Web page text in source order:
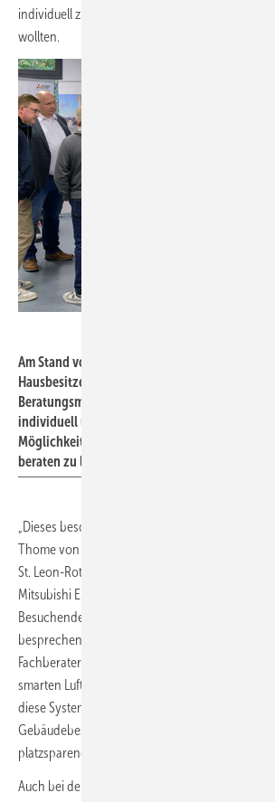
individuell zu ihrem jeweiligen Heizungsprojekt
wollten.
Am Stand von Mitsubishi Electric nutzten
Hausbesitzer im Rahmen des
Beratungsmarathons die Chance, sich
individuell und ausführlich zu ihren
Möglichkeiten in Bezug auf Wärmepumpen
beraten zu lassen.
„Dieses besondere Angebot kam hervorragend
Thome von Kösters GmbH Kälte-, Klima- und
St. Leon-Rot. „Unser gesamtes Team war mit
Mitsubishi Electric permanent im Einsatz, um
Besuchenden auszutauschen, ihre individuellen
besprechen und Fragen zu klären. Dabei
Fachberater voll ausspielen und mit Luft/Wasser-
smarten Luft/Luft-Systemen vielfältige Lösungen
diese Systeme weckten großes Interesse, denn
Gebäudebestand eine zukunftsfähige Heizlösung
platzsparend und klimaschonend.“
Auch bei den folgenden Veranstaltungen sind